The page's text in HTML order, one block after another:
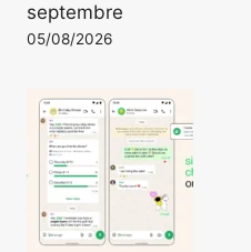
septembre
05/08/2026